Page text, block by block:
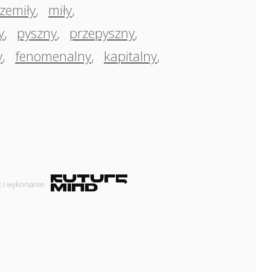
, miły,
, pyszny, przepyszny,
, fenomenalny, kapitalny,
i wykonanie